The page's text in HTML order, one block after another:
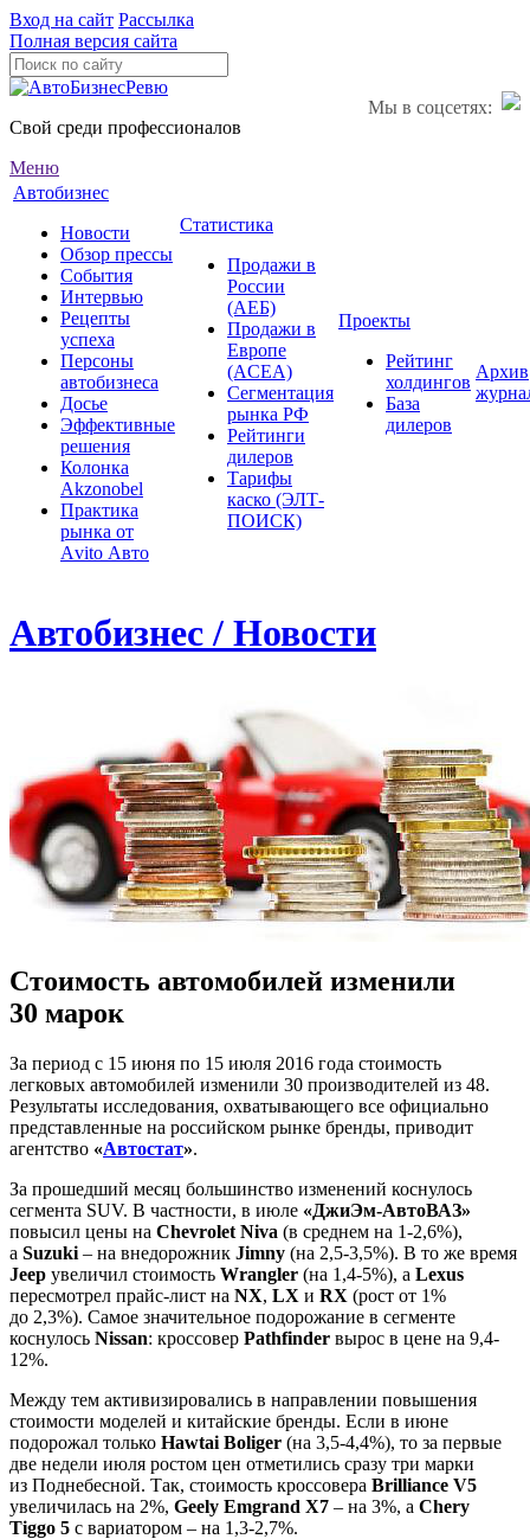
Вход на сайт Рассылка
Полная версия сайта
Мы в соцсетях:
Свой среди профессионалов
Меню
Автобизнес
Новости
Обзор прессы
События
Интервью
Рецепты
успеха
Персоны
автобизнеса
Досье
Эффективные
решения
Колонка
Akzonobel
Практика
рынка от
Аvito Авто
Статистика
Продажи в
России
(АЕБ)
Продажи в
Европе
(ACEA)
Сегментация
рынка РФ
Рейтинги
дилеров
Тарифы
каско (ЭЛТ-
ПОИСК)
Проекты
Рейтинг
холдингов
База
дилеров
Архив
Автобизнес / Новости
Стоимость автомобилей изменили
30 марок
За период с 15 июня по 15 июля 2016 года стоимость
легковых автомобилей изменили 30 производителей из 48.
Результаты исследования, охватывающего все официально
представленные на российском рынке бренды, приводит
агентство «Автостат».
За прошедший месяц большинство изменений коснулось
сегмента SUV. В частности, в июле «ДжиЭм-АвтоВАЗ»
повысил цены на Chevrolet Niva (в среднем на 1-2,6%),
а Suzuki – на внедорожник Jimny (на 2,5-3,5%). В то же время
Jeep увеличил стоимость Wrangler (на 1,4-5%), а Lexus
пересмотрел прайс-лист на NX, LX и RX (рост от 1%
до 2,3%). Самое значительное подорожание в сегменте
коснулось Nissan: кроссовер Pathfinder вырос в цене на 9,4-
12%.
Между тем активизировались в направлении повышения
стоимости моделей и китайские бренды. Если в июне
подорожал только Hawtai Boliger (на 3,5-4,4%), то за первые
две недели июля ростом цен отметились сразу три марки
из Поднебесной. Так, стоимость кроссовера Brilliance V5
увеличилась на 2%, Geely Emgrand X7 – на 3%, а Chery
Tiggo 5 с вариатором – на 1,3-2,7%.